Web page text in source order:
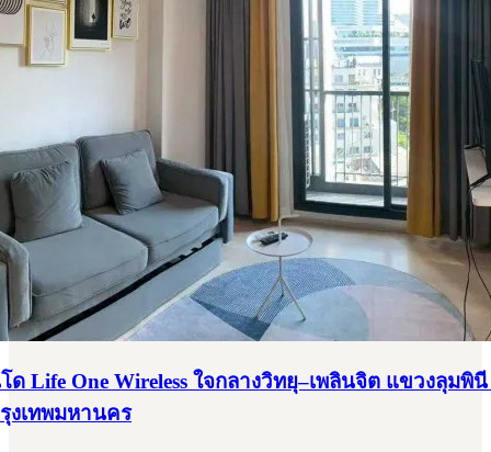
Life One Wireless ใจกลางวิทยุ–เพลินจิต แขวงลุมพินี
งเทพมหานคร